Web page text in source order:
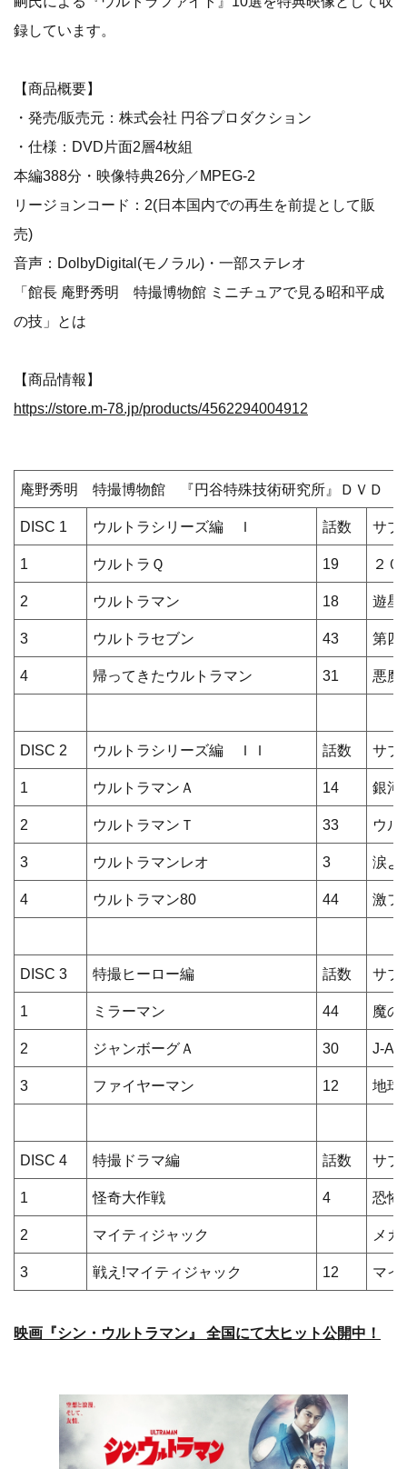
録しています。
【商品概要】
・発売/販売元：株式会社 円谷プロダクション
・仕様：DVD片面2層4枚組
本編388分・映像特典26分／MPEG-2
リージョンコード：2(日本国内での再生を前提として販
売)
音声：DolbyDigital(モノラル)・一部ステレオ
「館長 庵野秀明 特撮博物館 ミニチュアで見る昭和平成
の技」とは
【商品情報】
https://store.m-78.jp/products/4562294004912
庵野秀明 特撮博物館 『円谷特殊技術研究所』ＤＶＤ
DISC 1 ウルトラシリーズ編 Ｉ 話数 サブ
1 ウルトラＱ 19 ２
2 ウルトラマン 18 遊星
3 ウルトラセブン 43 第四
4 帰ってきたウルトラマン 31 悪魔
DISC 2 ウルトラシリーズ編 ＩＩ 話数 サブ
1 ウルトラマンＡ 14 銀河
2 ウルトラマンＴ 33 ウル
3 ウルトラマンレオ 3 涙よ
4 ウルトラマン80 44 激フ
DISC 3 特撮ヒーロー編 話数 サブ
1 ミラーマン 44 魔の
2 ジャンボーグＡ 30 J-A
3 ファイヤーマン 12 地球
DISC 4 特撮ドラマ編 話数 サブ
1 怪奇大作戦 4 恐怖
2 マイティジャック メ
3 戦え!マイティジャック 12 マイ
映画『シン・ウルトラマン』 全国にて大ヒット公開中！